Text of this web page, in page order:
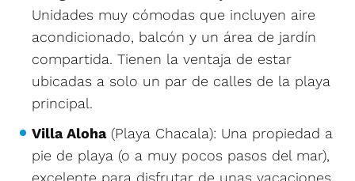
Unidades muy cómodas que incluyen aire
acondicionado, balcón y un área de jardín
compartida. Tienen la ventaja de estar
ubicadas a solo un par de calles de la playa
principal.
Villa Aloha(Playa Chacala): Una propiedad a
pie de playa (o a muy pocos pasos del mar),
excelente para disfrutar de unas vacaciones